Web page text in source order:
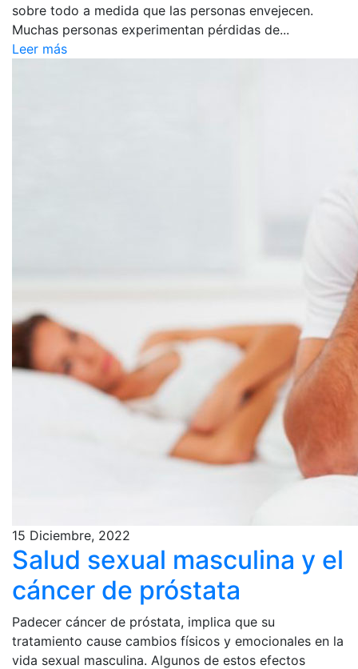
sobre todo a medida que las personas envejecen.
Muchas personas experimentan pérdidas de...
Leer más
15 Diciembre, 2022
Salud sexual masculina y el
cáncer de próstata
Padecer cáncer de próstata, implica que su
tratamiento cause cambios físicos y emocionales en la
vida sexual masculina. Algunos de estos efectos